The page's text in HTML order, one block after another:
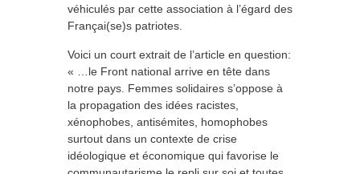
véhiculés par cette association à l’égard des
Françai(se)s patriotes.
Voici un court extrait de l’article en question:
« …le Front national arrive en tête dans
notre pays. Femmes solidaires s’oppose à
la propagation des idées racistes,
xénophobes, antisémites, homophobes
surtout dans un contexte de crise
idéologique et économique qui favorise le